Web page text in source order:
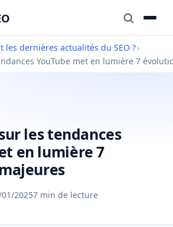
les dernières actualités du SEO ?›
YouTube met en lumière 7
les tendances
en lumière 7
20257 min de lecture